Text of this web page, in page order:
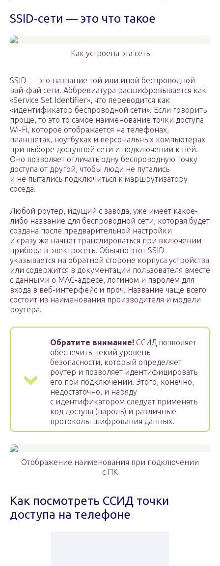
SSID-сети — это что такое
Как устроена эта сеть
SSID — это название той или иной беспроводной
вай-фай сети. Аббревиатура расшифровывается как
«Service Set Identifier», что переводится как
«идентификатор беспроводной сети». Если говорить
проще, то это то самое наименование точки доступа
Wi-Fi, которое отображается на телефонах,
планшетах, ноутбуках и персональных компьютерах
при выборе доступной сети и подключении к ней.
Оно позволяет отличать одну беспроводную точку
доступа от другой, чтобы люди не путались
и не пытались подключиться к маршрутизатору
соседа.
Любой роутер, идущий с завода, уже имеет какое-
либо название для беспроводной сети, которая будет
создана после предварительной настройки
и сразу же начнет транслироваться при включении
прибора в электросеть. Обычно этот SSID
указывается на обратной стороне корпуса устройства
или содержится в документации пользователя вместе
с данными о MAC-адресе, логином и паролем для
входа в веб-интерфейс и проч. Название чаще всего
состоит из наименования производителя и модели
роутера.
Обратите внимание! ССИД позволяет
обеспечить некий уровень
безопасности, который определяет
роутер и позволяет идентифицировать
его при подключении. Этого, конечно,
недостаточно, и наряду
с идентификатором следует применять
код доступа (пароль) и различные
протоколы шифрования данных.
Отображение наименования при подключении
с ПК
Как посмотреть ССИД точки
доступа на телефоне